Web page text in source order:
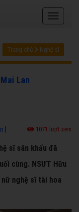
Trang chủ Nghệ sĩ
Lan
1071 lượt xem
sĩ sân khấu đã
cùng. NSƯT Hữu
nghệ sĩ tài hoa